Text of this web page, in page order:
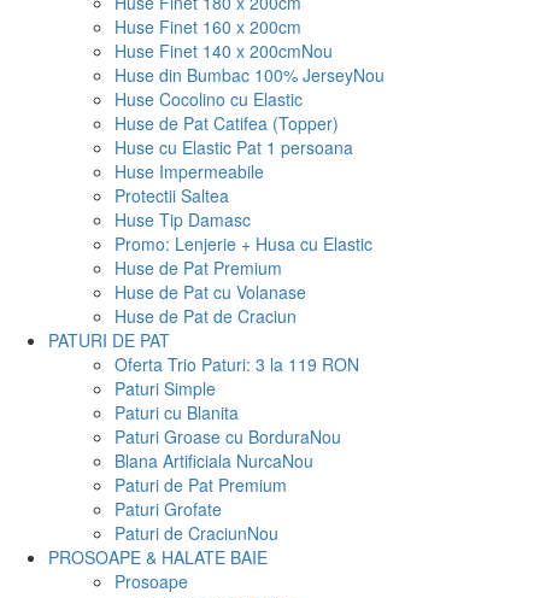
Huse Finet 160 x 200cm
Huse Finet 140 x 200cmNou
Huse din Bumbac 100% JerseyNou
Huse Cocolino cu Elastic
Huse de Pat Catifea (Topper)
Huse cu Elastic Pat 1 persoana
Huse Impermeabile
Protectii Saltea
Huse Tip Damasc
Promo: Lenjerie + Husa cu Elastic
Huse de Pat Premium
Huse de Pat cu Volanase
Huse de Pat de Craciun
PATURI DE PAT
Oferta Trio Paturi: 3 la 119 RON
Paturi Simple
Paturi cu Blanita
Paturi Groase cu BorduraNou
Blana Artificiala NurcaNou
Paturi de Pat Premium
Paturi Grofate
Paturi de CraciunNou
PROSOAPE & HALATE BAIE
Prosoape